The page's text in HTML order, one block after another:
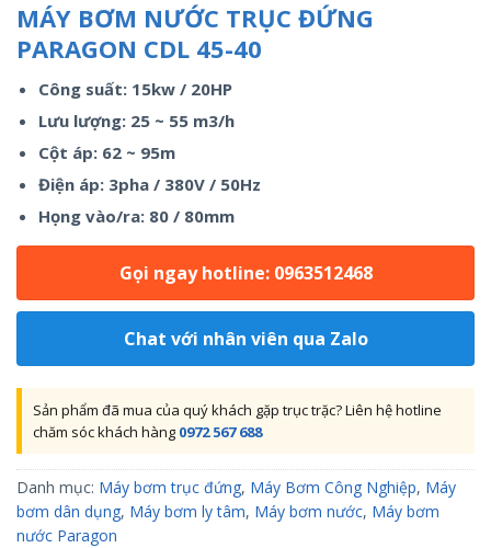
MÁY BƠM NƯỚC TRỤC ĐỨNG
PARAGON CDL 45-40
Công suất: 15kw / 20HP
Lưu lượng: 25 ~ 55 m3/h
Cột áp: 62 ~ 95m
Điện áp: 3pha / 380V / 50Hz
Họng vào/ra: 80 / 80mm
Gọi ngay hotline: 0963512468
Chat với nhân viên qua Zalo
Sản phẩm đã mua của quý khách gặp trục trặc? Liên hệ hotline
chăm sóc khách hàng 0972 567 688
Danh mục: Máy bơm trục đứng, Máy Bơm Công Nghiệp, Máy
bơm dân dụng, Máy bơm ly tâm, Máy bơm nước, Máy bơm
nước Paragon